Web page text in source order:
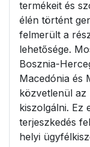
termékeit és
élén történt
felmerült a
lehetősége.
Bosznia-
Macedónia és
közvetlenül az
kiszolgálni. Ez
terjeszkedés
helyi